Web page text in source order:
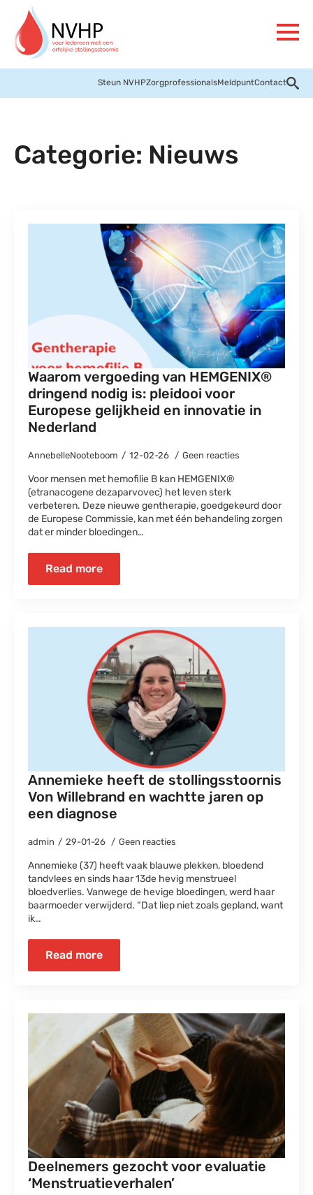
Steun NVHPZorgprofessionalsMeldpuntContact
Categorie: Nieuws
Waarom vergoeding van HEMGENIX®
dringend nodig is: pleidooi voor
Europese gelijkheid en innovatie in
Nederland
AnnebelleNooteboom 12-02-26 Geen reacties
Voor mensen met hemofilie B kan HEMGENIX®
(etranacogene dezaparvovec) het leven sterk
verbeteren. Deze nieuwe gentherapie, goedgekeurd door
de Europese Commissie, kan met één behandeling zorgen
dat er minder bloedingen…
Read more
Annemieke heeft de stollingsstoornis
Von Willebrand en wachtte jaren op
een diagnose
admin 29-01-26 Geen reacties
Annemieke (37) heeft vaak blauwe plekken, bloedend
tandvlees en sinds haar 13de hevig menstrueel
bloedverlies. Vanwege de hevige bloedingen, werd haar
baarmoeder verwijderd. “Dat liep niet zoals gepland, want
ik…
Read more
Deelnemers gezocht voor evaluatie
‘Menstruatieverhalen’